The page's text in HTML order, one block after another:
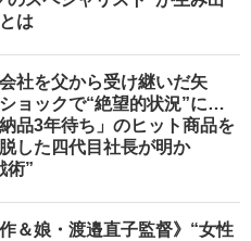
は
社を父から受け継いだ矢
ョックで“絶望的状況”に…
品3年待ち」のヒット商品を
した四代目社長が明か
術”
＆娘・渡邉直子監督》“女性